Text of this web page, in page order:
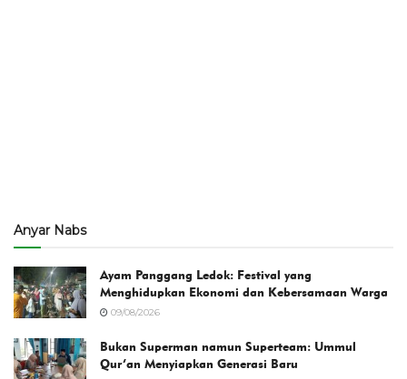
Anyar Nabs
Ayam Panggang Ledok: Festival yang
Menghidupkan Ekonomi dan Kebersamaan Warga
09/08/2026
Bukan Superman namun Superteam: Ummul
Qur’an Menyiapkan Generasi Baru